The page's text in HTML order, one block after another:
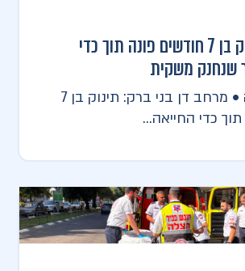
בני ברק: תינוק בן 7 חודשים פונה תוך כדי
שנחנק משקית
דוברות הצלה • מרחב דן בני ברק: תינוק בן 7
כדי החייאה...